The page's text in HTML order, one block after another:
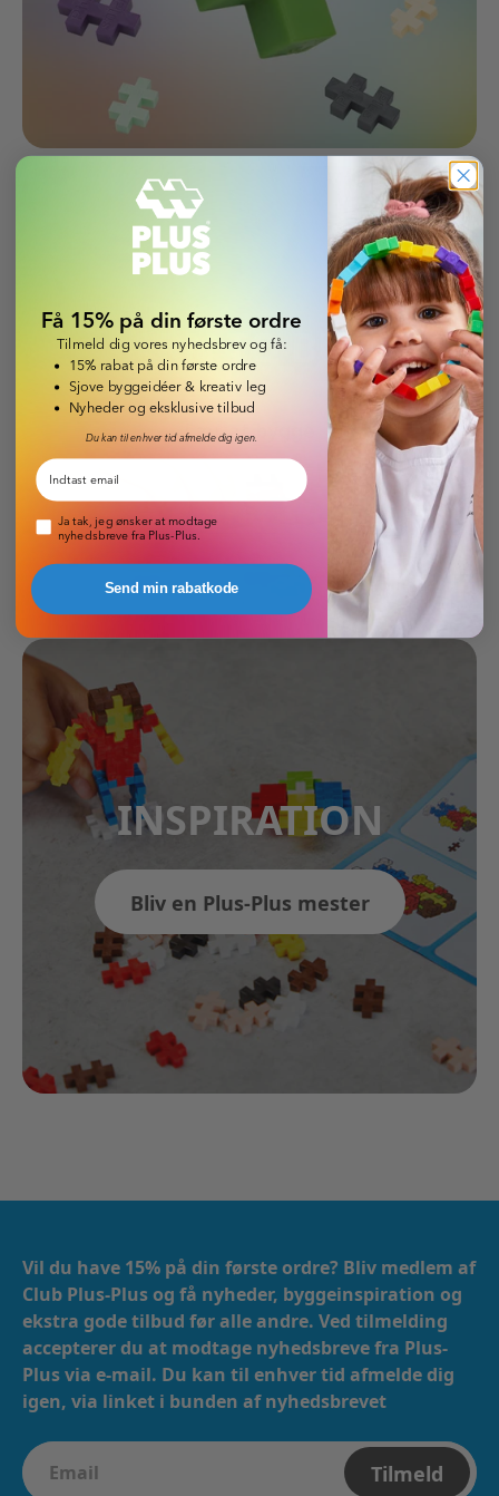
LEARN TO BUILD
Lær at bygge
INSPIRATION
Bliv en Plus-Plus mester
Vil du have 15% på din første ordre? Bliv medlem af
Club Plus-Plus og få nyheder, byggeinspiration og
ekstra gode tilbud før alle andre. Ved tilmelding
accepterer du at modtage nyhedsbreve fra Plus-
Plus via e-mail. ​​ Du kan til enhver tid afmelde dig
igen, via linket i bunden af nyhedsbrevet
Tilmeld
Få 15% på din første ordre
Tilmeld dig vores nyhedsbrev og få:
15% rabat på din første ordre
Sjove byggeidéer & kreativ leg
Nyheder og eksklusive tilbud
Du kan til enhver tid afmelde dig igen.
Email
Pop-up nyhedsbrev
Ja tak, jeg ønsker at modtage
nyhedsbreve fra Plus-Plus.
Send min rabatkode